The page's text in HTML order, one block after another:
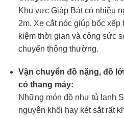
Khu vực Giáp Bát có nhiều
2m. Xe cắt nóc giúp bốc
kiệm thời gian và công sức
chuyển thông thường.
Vận chuyển đồ nặng, đồ
có thang máy:
Những món đồ như tủ lạnh
nguyên khối hay két sắt rất